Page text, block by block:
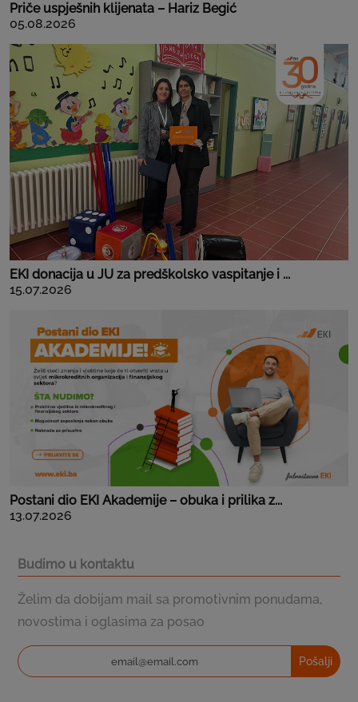
Priče uspješnih klijenata – Hariz Begić
05.08.2026
EKI donacija u JU za predškolsko vaspitanje i ...
15.07.2026
Postani dio EKI Akademije – obuka i prilika z...
13.07.2026
Budimo u kontaktu
Želim da dobijam mail sa promotivnim ponudama,
novostima i oglasima za posao
Pošalji